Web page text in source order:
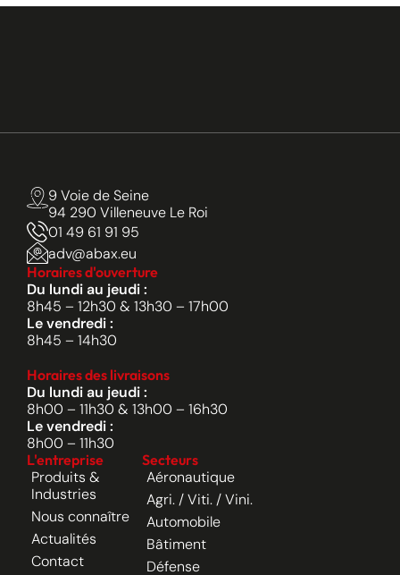
9 Voie de Seine
94 290 Villeneuve Le Roi
01 49 61 91 95
adv@abax.eu
Horaires d'ouverture
Du lundi au jeudi :
8h45 – 12h30 & 13h30 – 17h00
Le vendredi :
8h45 – 14h30
Horaires des livraisons
Du lundi au jeudi :
8h00 – 11h30 & 13h00 – 16h30
Le vendredi :
8h00 – 11h30
L'entreprise
Produits &
Industries
Nous connaître
Actualités
Contact
Secteurs
Aéronautique
Agri. / Viti. / Vini.
Automobile
Bâtiment
Défense